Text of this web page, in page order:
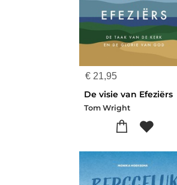
€ 21,95
De visie van Efeziërs
Tom Wright